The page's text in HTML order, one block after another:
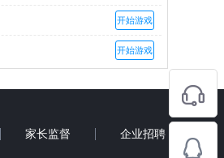
开始游戏
开始游戏
家长监督 企业招聘